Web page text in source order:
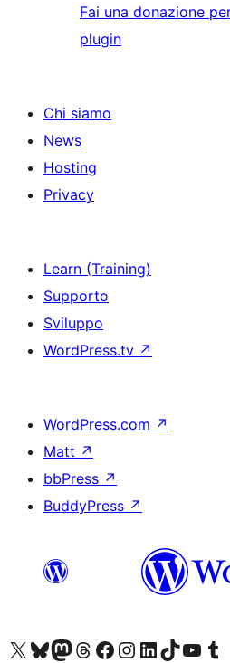
Fai una donazione
plugin
Chi siamo
News
Hosting
Privacy
Learn (Training)
Supporto
Sviluppo
WordPress.tv ↗
WordPress.com ↗
Matt ↗
bbPress ↗
BuddyPress ↗
Visita il nostro account X (ex Twitter)
Visita il nostro account Bluesky
Visita il nostro account Mastodon
Visita il nostro account Threads
Visita la nostra pagina Facebook
Visita il nostro account Instagram
Visita il nostro account LinkedIn
Visita il nostro account TikTok
Visita il nostroVisita il